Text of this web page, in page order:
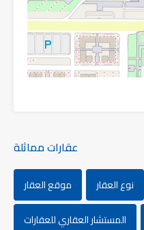
عقارات مماثلة
نوع العقار
موقع العقار
المستشار العقاري للعقارات